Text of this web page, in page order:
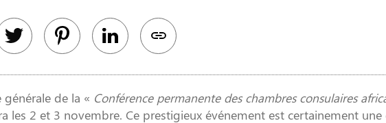
générale de la « Conférence permanente des chambres consulaires
les 2 et 3 novembre. Ce prestigieux événement est certainement